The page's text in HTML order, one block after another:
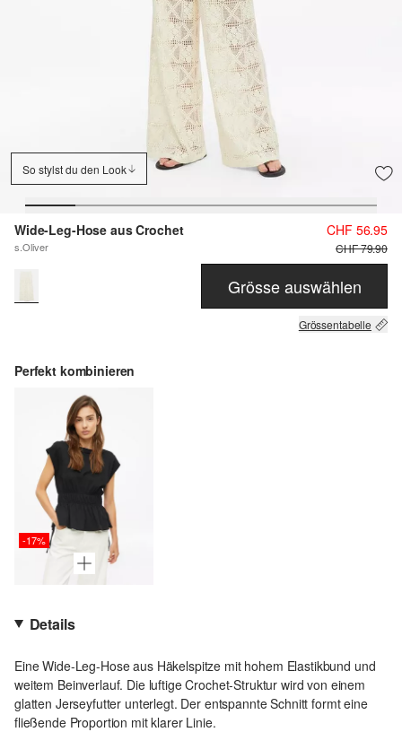
So stylst du den Look
Wide-Leg-Hose aus Crochet
s.Oliver
CHF 56.95
CHF 79.90
Grösse auswählen
Grössentabelle
Perfekt kombinieren
-17%
Details
Eine Wide-Leg-Hose aus Häkelspitze mit hohem Elastikbund und
weitem Beinverlauf. Die luftige Crochet-Struktur wird von einem
glatten Jerseyfutter unterlegt. Der entspannte Schnitt formt eine
fließende Proportion mit klarer Linie.